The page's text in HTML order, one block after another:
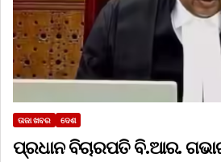
ତାଜା ଖବର ଦେଶ
ପ୍ରଧାନ ବିଚାରପତି ବି.ଆର.